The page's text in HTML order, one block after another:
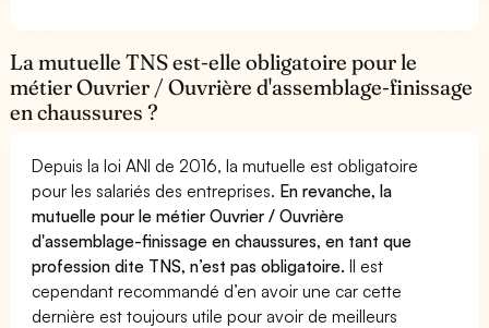
La mutuelle TNS est-elle obligatoire pour le
métier Ouvrier / Ouvrière d'assemblage-finissage
en chaussures ?
Depuis la loi ANI de 2016, la mutuelle est obligatoire
pour les salariés des entreprises. En revanche, la
mutuelle pour le métier Ouvrier / Ouvrière
d'assemblage-finissage en chaussures, en tant que
profession dite TNS, n’est pas obligatoire.Il est
cependant recommandé d’en avoir une car cette
dernière est toujours utile pour avoir de meilleurs